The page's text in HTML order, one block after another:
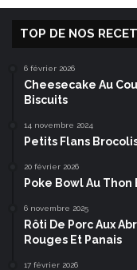
TOP DE NOS
6 février 2026
Cheesecake Au
Biscuits
14 novembre 2024
Petits Flans
20 février 2026
Poke Bowl Au Thon
6 novembre 2025
Rôti De Porc Aux
Rouges Et Panais
17 février 2026